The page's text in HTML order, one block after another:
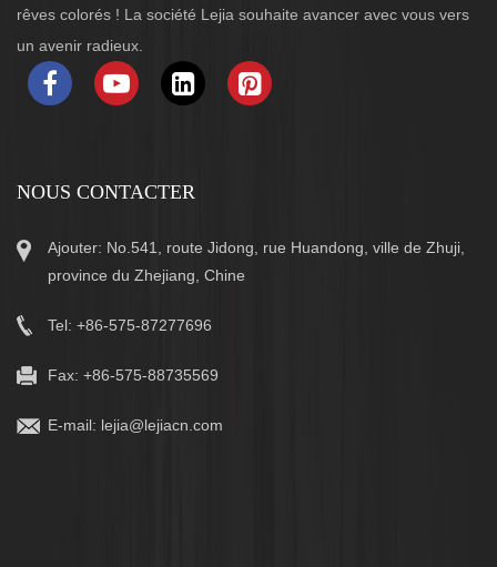
rêves colorés ! La société Lejia souhaite avancer avec vous vers
un avenir radieux.
NOUS CONTACTER
Ajouter: No.541, route Jidong, rue Huandong, ville de Zhuji,
province du Zhejiang, Chine
Tel: +86-575-87277696
Fax: +86-575-88735569
E-mail: lejia@lejiacn.com